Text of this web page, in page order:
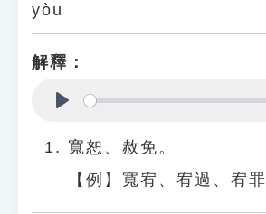
yòu
解釋：
寬恕、赦免。
【例】寬宥、宥過、宥罪